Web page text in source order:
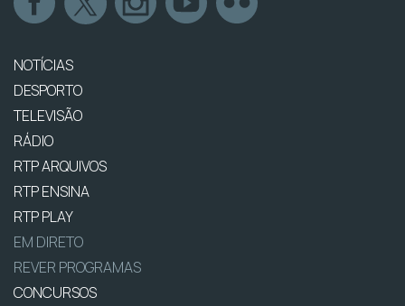
NOTÍCIAS
DESPORTO
TELEVISÃO
RÁDIO
RTP ARQUIVOS
RTP ENSINA
RTP PLAY
EM DIRETO
REVER PROGRAMAS
CONCURSOS